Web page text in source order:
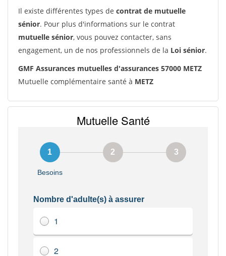
Il existe différentes types de contrat de mutuelle
sénior. Pour plus d'informations sur le contrat
mutuelle sénior, vous pouvez contacter, sans
engagement, un de nos professionnels de la Loi sénior.
GMF Assurances mutuelles d'assurances 57000 METZ
Mutuelle complémentaire santé à METZ